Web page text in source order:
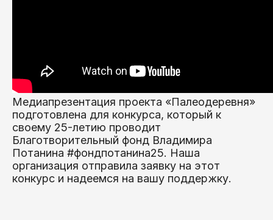
Медиапрезентация проекта «Палеодеревня»
подготовлена для конкурса, который к
своему 25-летию проводит
Благотворительный фонд Владимира
Потанина #фондпотанина25. Наша
организация отправила заявку на этот
конкурс и надеемся на вашу поддержку.